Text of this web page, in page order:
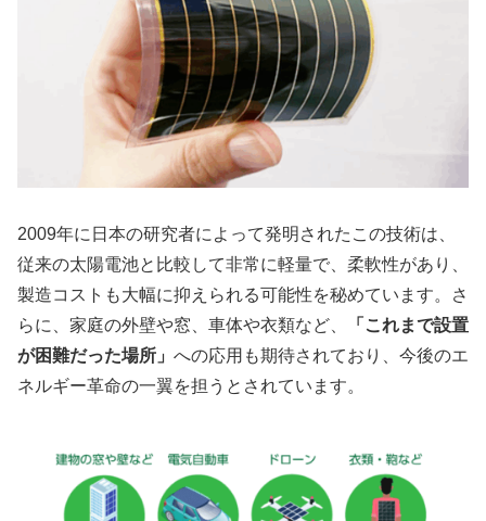
2009年に日本の研究者によって発明されたこの技術は、
従来の太陽電池と比較して非常に軽量で、柔軟性があり、
製造コストも大幅に抑えられる可能性を秘めています。さ
らに、家庭の外壁や窓、車体や衣類など、
「これまで設置
が困難だった場所」 への応用も期待されており、今後のエ
ネルギー革命の一翼を担うとされています。